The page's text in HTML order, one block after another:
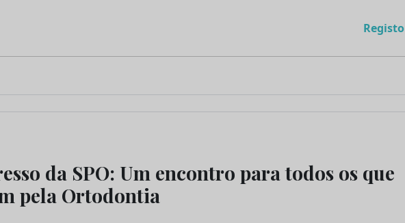
Registo
da SPO: Um encontro para todos os que
pela Ortodontia